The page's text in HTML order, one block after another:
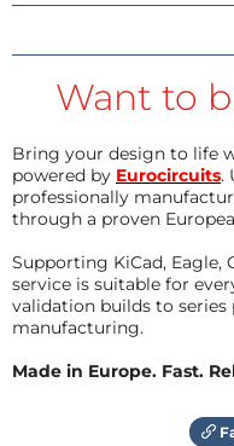
Want to
Bring your design to life
powered by Eurocircuits.
professionally
through a proven
Supporting KiCad, Eagle,
service is suitable for
validation builds to
manufacturing.
Made in Europe. Fast.